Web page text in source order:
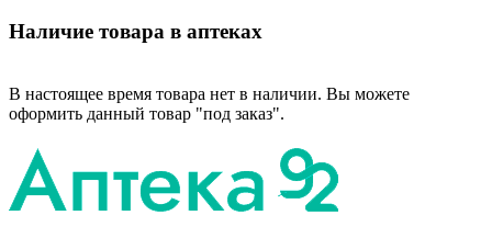
Наличие товара в аптеках
В настоящее время товара нет в наличии. Вы можете
оформить данный товар "под заказ".